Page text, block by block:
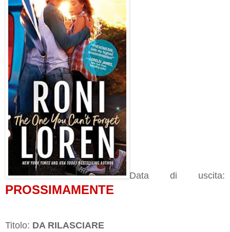
Data di uscita:
PROSSIMAMENTE
Titolo: DA RILASCIARE